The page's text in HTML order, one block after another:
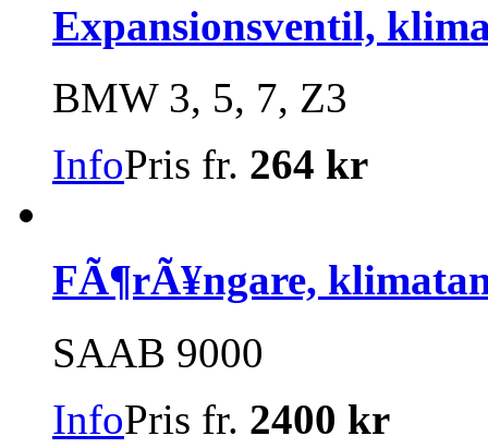
Expansionsventil,
BMW 3, 5, 7, Z3
InfoPris fr. 264 kr
FÃ¶rÃ¥ngare,
SAAB 9000
InfoPris fr. 2400 kr